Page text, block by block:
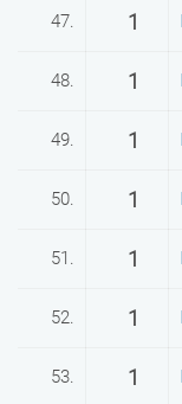
47. 1
48. 1
49. 1
50. 1
51. 1
52. 1
53. 1